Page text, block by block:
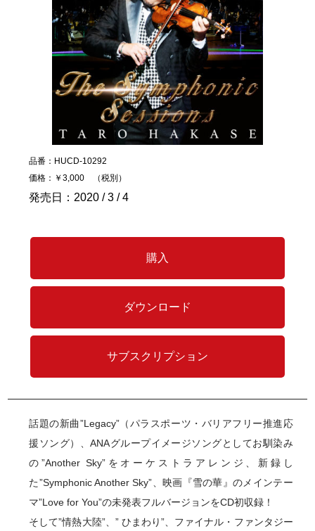
品番：HUCD-10292
価格：￥3,000 （税別）
発売日：2020 / 3 / 4
購入
ダウンロード
サブスクリプション
話題の新曲”Legacy”（パラスポーツ・バリアフリー推進応
援ソング）、ANAグループイメージソングとしてお馴染み
の”Another Sky”をオーケストラアレンジ、新録し
た”Symphonic Another Sky”、映画『雪の華』のメインテー
マ”Love for You”の未発表フルバージョンをCD初収録！
そして”情熱大陸”、” ひまわり”、ファイナル・ファンタジー